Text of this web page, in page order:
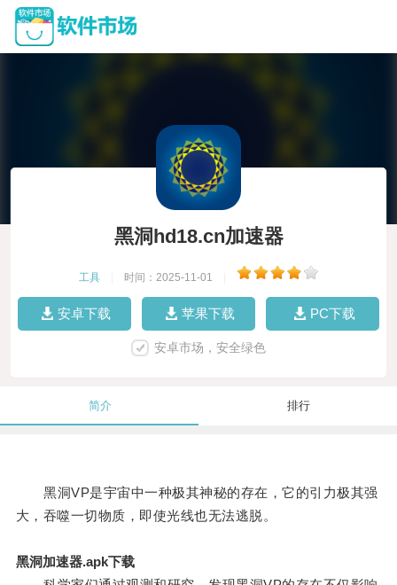
黑洞hd18.cn加速器
工具 时间：2025-11-01
安卓下载 苹果下载 PC下载
安卓市场，安全绿色
简介 排行
黑洞VP是宇宙中一种极其神秘的存在，它的引力极其强
大，吞噬一切物质，即使光线也无法逃脱。
黑洞加速器.apk下载